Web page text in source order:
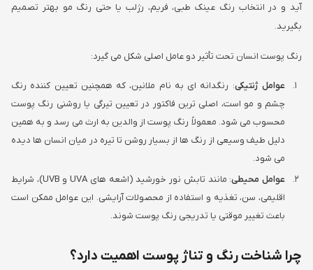
آید و در انتخاب رنگ عینک طبی، فریم، رژلب یا حتی رنگ مو بهتر تصمیم
بگیرید.
رنگ پوست انسان تحت تأثیر دو عامل اصلی شکل می گیرد:
عوامل ژنتیکی: رنگدانه ای به نام ملانین، که همچنین تعیین کننده رنگ
چشم و مو است، اصلی ترین فاکتور در تعیین تیرگی یا روشنی رنگ پوست
محسوب می شود. معمولاً رنگ پوست از والدین به ارث می رسد و به همین
دلیل طیف وسیعی از رنگ ها از بسیار روشن تا تیره در میان انسان ها دیده
می شود.
عوامل محیطی
: مانند تابش نور خورشید (اشعه های UVA و UVB)، شرایط
اقلیمی، سن، تغذیه و استفاده از محصولات آرایشی. این عوامل ممکن است
باعث تغییر موقتی یا تدریجی رنگ پوست شوند.
چرا شناخت رنگ و تناژ پوست اهمیت دارد؟